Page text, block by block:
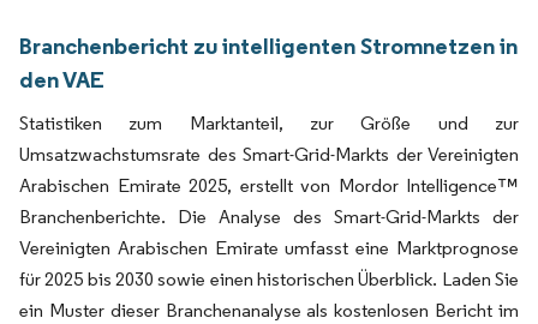
Branchenbericht zu intelligenten Stromnetzen in
den VAE
Statistiken zum Marktanteil, zur Größe und zur
Umsatzwachstumsrate des Smart-Grid-Markts der Vereinigten
Arabischen Emirate 2025, erstellt von Mordor Intelligence™
Branchenberichte. Die Analyse des Smart-Grid-Markts der
Vereinigten Arabischen Emirate umfasst eine Marktprognose
für 2025 bis 2030 sowie einen historischen Überblick. Laden Sie
ein Muster dieser Branchenanalyse als kostenlosen Bericht im